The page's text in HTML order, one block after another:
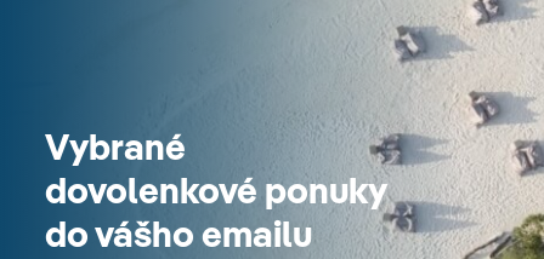
Vybrané
dovolenkové ponuky
do vášho emailu